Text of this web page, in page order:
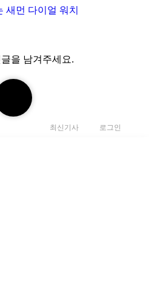
최신기사 로그인
새먼 다이얼 워치
을 남겨주세요.